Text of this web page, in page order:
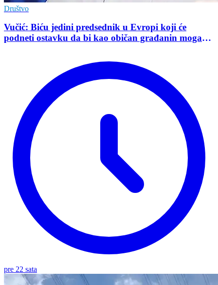
Društvo
Vučić: Biću jedini predsednik u Evropi koji će
podneti ostavku da bi kao običan građanin mogao
pre 22 sata